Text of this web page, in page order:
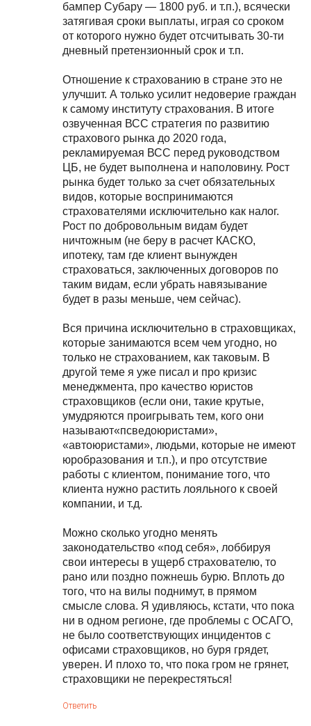
бампер Субару — 1800 руб. и т.п.), всячески
затягивая сроки выплаты, играя со сроком
от которого нужно будет отсчитывать 30-ти
дневный претензионный срок и т.п.
Отношение к страхованию в стране это не
улучшит. А только усилит недоверие граждан
к самому институту страхования. В итоге
озвученная ВСС стратегия по развитию
страхового рынка до 2020 года,
рекламируемая ВСС перед руководством
ЦБ, не будет выполнена и наполовину. Рост
рынка будет только за счет обязательных
видов, которые воспринимаются
страхователями исключительно как налог.
Рост по добровольным видам будет
ничтожным (не беру в расчет КАСКО,
ипотеку, там где клиент вынужден
страховаться, заключенных договоров по
таким видам, если убрать навязывание
будет в разы меньше, чем сейчас).
Вся причина исключительно в страховщиках,
которые занимаются всем чем угодно, но
только не страхованием, как таковым. В
другой теме я уже писал и про кризис
менеджмента, про качество юристов
страховщиков (если они, такие крутые,
умудряются проигрывать тем, кого они
называют«псведоюристами»,
«автоюристами», людьми, которые не имеют
юробразования и т.п.), и про отсутствие
работы с клиентом, понимание того, что
клиента нужно растить лояльного к своей
компании, и т.д.
Можно сколько угодно менять
законодательство «под себя», лоббируя
свои интересы в ущерб страхователю, то
рано или поздно пожнешь бурю. Вплоть до
того, что на вилы поднимут, в прямом
смысле слова. Я удивляюсь, кстати, что пока
ни в одном регионе, где проблемы с ОСАГО,
не было соответствующих инцидентов с
офисами страховщиков, но буря грядет,
уверен. И плохо то, что пока гром не грянет,
страховщики не перекрестяться!
Ответить